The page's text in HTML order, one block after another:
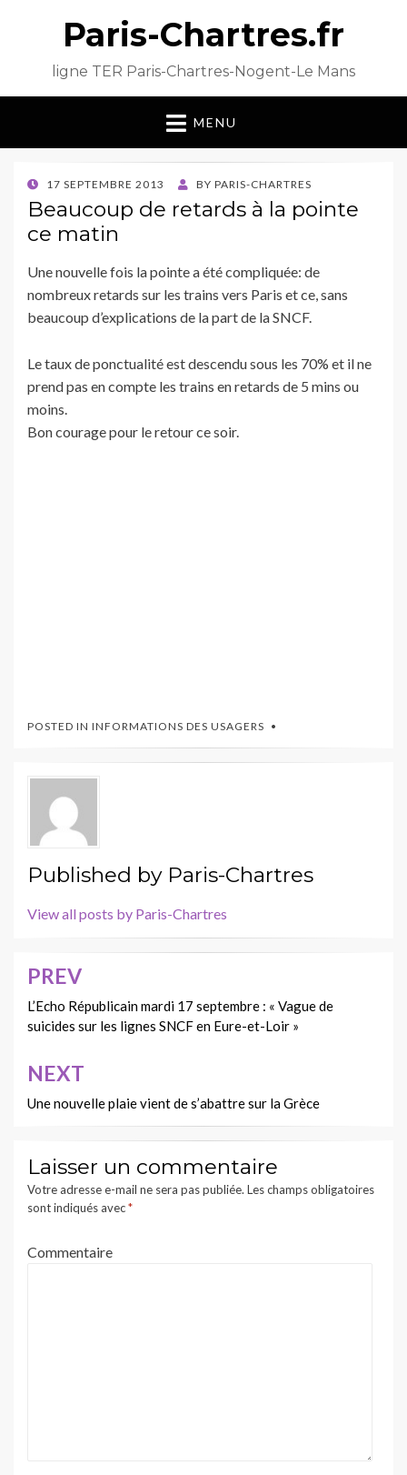
Paris-Chartres.fr
ligne TER Paris-Chartres-Nogent-Le Mans
MENU
POSTED
ON
17 SEPTEMBRE 2013 BY PARIS-CHARTRES
Beaucoup de retards à la pointe
ce matin
Une nouvelle fois la pointe a été compliquée: de
nombreux retards sur les trains vers Paris et ce, sans
beaucoup d’explications de la part de la SNCF.
Le taux de ponctualité est descendu sous les 70% et il ne
prend pas en compte les trains en retards de 5 mins ou
moins.
Bon courage pour le retour ce soir.
POSTED IN INFORMATIONS DES USAGERS
Published by Paris-Chartres
View all posts by Paris-Chartres
Navigation
de
l’article
PREV
L’Echo Républicain mardi 17 septembre : « Vague de
suicides sur les lignes SNCF en Eure-et-Loir »
NEXT
Une nouvelle plaie vient de s’abattre sur la Grèce
Laisser un commentaire
Votre adresse e-mail ne sera pas publiée. Les champs obligatoires
sont indiqués avec*
Commentaire